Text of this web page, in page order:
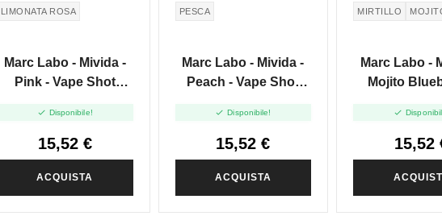
LIMONATA ROSA
Marc Labo - Mivida -
Pink - Vape Shot
 Disponibile!
15,52 €
ACQUISTA
PESCA
Marc Labo - Mivida -
Peach - Vape Shot
 Disponibile!
15,52 €
ACQUISTA
MIRTILLO
Marc Labo -
Mojito

15,52